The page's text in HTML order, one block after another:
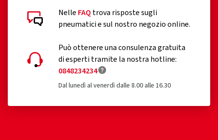
Nelle FAQ trova risposte sugli
pneumatici e sul nostro negozio online.
Può ottenere una consulenza gratuita
di esperti tramite la nostra hotline:
0848234234
Dal lunedì al venerdì dalle 8.00 alle 16.30